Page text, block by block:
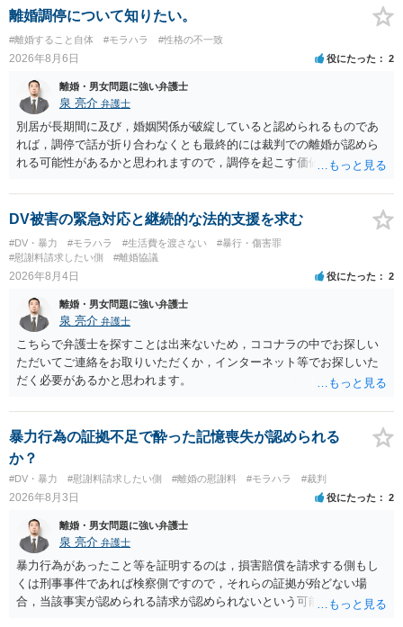
離婚調停について知りたい。
#離婚すること自体 #モラハラ #性格の不一致
2026年8月6日 役にたった 2
離婚・男女問題に強い弁護士
泉 亮介 弁護士
別居が長期間に及び，婚姻関係が破綻していると認められるものであ
れば，調停で話が折り合わなくとも最終的には裁判での離婚が認めら
れる可能性があるかと思われますので，調停を起こす価値はあるよう
は調停が成立するということはないため，相手が合意するメリットを
だしてでも調停で終わらせるよう努めるのか，裁判離婚を見据えて調
停での離婚に固執しないかいずれかの対応は必要となるかと思われま
す。 お一人で対応するのは難しい側面もありますので弁護士を立てる
ことを検討されると良いかと思われます。
DV被害の緊急対応と継続的な法的支援を求む
#DV・暴力 #モラハラ #生活費を渡さない
#暴行・傷害罪
#慰謝料請求したい側
#離婚協議
2026年8月4日 役にたった 2
離婚・男女問題に強い弁護士
泉 亮介 弁護士
こちらで弁護士を探すことは出来ないため，ココナラの中でお探しい
ただいてご連絡をお取りいただくか，インターネット等でお探しいた
だく必要があるかと思われます。
暴力行為の証拠不足で酔った記憶喪失が認められる
か？
#DV・暴力 #慰謝料請求したい側 #離婚の慰謝料 #モラハラ #裁判
2026年8月3日 役にたった 2
離婚・男女問題に強い弁護士
泉 亮介 弁護士
暴力行為があったこと等を証明するのは，損害賠償を請求する側もし
くは刑事事件であれば検察側ですので，それらの証拠が殆どない場
合，当該事実が認められる請求が認められないという可能性はあるで